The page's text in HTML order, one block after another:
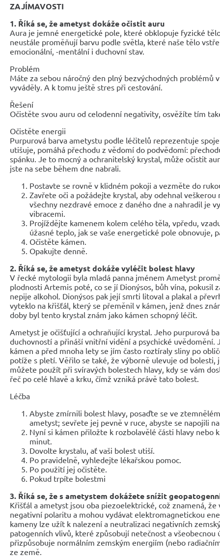
ZAJÍMAVOSTI
1. Říká se, že ametyst dokáže očistit auru
Aura je jemné energetické pole, které obklopuje fyzické
neustále proměňují barvu podle světla, které naše tělo
emocionální, -mentální i duchovní stav.
Problém
Máte za sebou náročný den plný bezvýchodných problémů
vyváděly. A k tomu ještě stres při cestování.
Řešení
Očistěte svou auru od celodenní negativity, osvěžíte tím
Očistěte energii
Purpurová barva ametystu podle léčitelů reprezentuje
utišuje, pomáhá přechodu z vědomí do podvědomí:
spánku. Je to mocný a ochranitelský krystal, může očistit
jste na sebe během dne nabrali.
Postavte se rovně v klidném pokoji a vezměte do
Zavřete oči a požádejte krystal, aby odehnal
všechny nezdravé emoce z daného dne a nahradil je
vibracemi.
Projíždějte kamenem kolem celého těla, vpředu,
úžasné teplo, jak se vaše energetické pole obnovuje,
Očistěte kámen.
Opakujte denně.
2. Říká se, že ametyst dokáže vyléčit bolest hlavy
V řecké mytologii byla mladá panna jménem Ametyst
plodnosti Artemis poté, co se jí Dionýsos, bůh vína, pokusil
nepije alkohol. Dionýsos pak její smrti litoval a plakal a
vyteklo na křišťál, který se přeměnil v kámen, jenž dnes
doby byl tento krystal znám jako kámen schopný léčit.
Ametyst je očišťující a ochraňující krystal. Jeho purpurová
duchovností a přináší vnitřní vidění a psychické uvědomění.
kámen a před mnoha lety se jím často roztíraly sliny po
potíže s pletí. Věřilo se také, že výborně ulevuje od bolesti,
můžete použít při svíravých bolestech hlavy, kdy se vám
řeč po celé hlavě a krku, čímž vzniká právě tato bolest.
Léčba
Abyste zmírnili bolest hlavy, posaďte se ve
ametyst; sevřete jej pevně v ruce, abyste se napojili
Nyní si kámen přiložte k rozbolavělé části hlavy nebo
minut.
Dovolte krystalu, ať vaši bolest utiší.
Po pravidelně, vyhledejte lékařskou pomoc.
Po použití jej očistěte.
Pokud trpíte bolestmi
3. Říká se, že s ametystem dokážete snížit
Křišťál a ametyst jsou oba piezoelektrické, což znamená,
negativní polaritu a mohou vydávat elektromagnetickou
kameny lze užít k nalezení a neutralizaci negativních
patogenních vlivů, které způsobují netečnost a všeobecnou
přizpůsobuje normálním zemským energiím (nebo
ze země.